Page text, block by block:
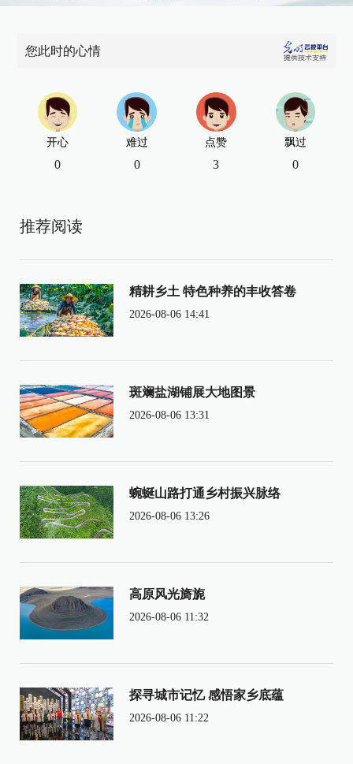
您此时的心情
开心
0
难过
0
点赞
3
飘过
0
推荐阅读
精耕乡土 特色种养的丰收答卷
2026-08-06 14:41
斑斓盐湖铺展大地图景
2026-08-06 13:31
蜿蜒山路打通乡村振兴脉络
2026-08-06 13:26
高原风光旖旎
2026-08-06 11:32
探寻城市记忆 感悟家乡底蕴
2026-08-06 11:22